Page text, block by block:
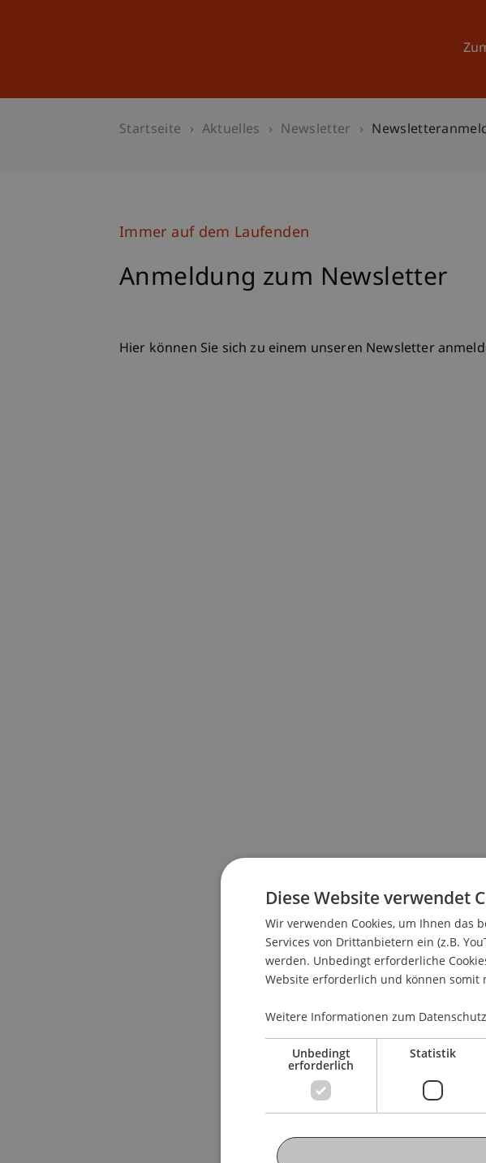
Startseite Aktuelles Newsletter
Immer auf dem Laufenden
Anmeldung zum Newsletter
Hier können Sie sich zu einem unseren Newsletter
Diese Website verwendet
Wir verwenden Cookies, um Ihnen das
Services von Drittanbietern ein (z.B.
werden. Unbedingt erforderliche
Website erforderlich und können somit
Weitere Informationen zum
Unbedingt
erforderlich
Statistik